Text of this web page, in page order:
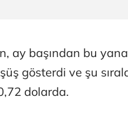
ay başından bu yana
gösterdi ve şu
dolarda.